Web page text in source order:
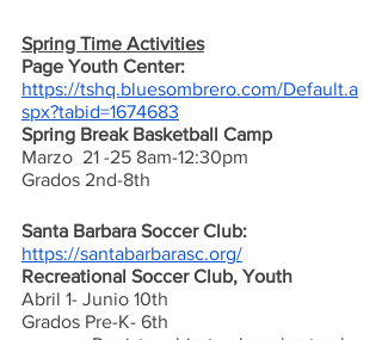
Spring Time Activities
Page Youth Center:
https://tshq.bluesombrero.com/Default.a
spx?tabid=1674683
Spring Break Basketball Camp
Marzo  21 -25 8am-12:30pm
Grados 2nd-8th
Santa Barbara Soccer Club:
https://santabarbarasc.org/
Recreational Soccer Club, Youth
Abril 1- Junio 10th
Grados Pre-K- 6th